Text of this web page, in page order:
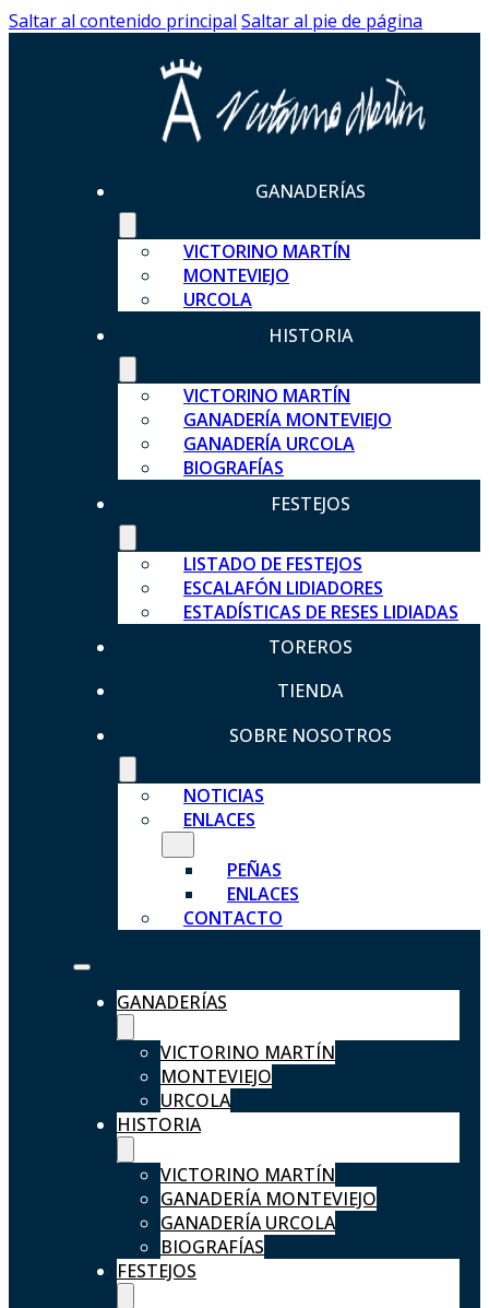
Saltar al contenido principal Saltar al pie de página
GANADERÍAS
VICTORINO MARTÍN
MONTEVIEJO
URCOLA
HISTORIA
VICTORINO MARTÍN
GANADERÍA MONTEVIEJO
GANADERÍA URCOLA
BIOGRAFÍAS
FESTEJOS
LISTADO DE FESTEJOS
ESCALAFÓN LIDIADORES
ESTADÍSTICAS DE RESES LIDIADAS
TOREROS
TIENDA
SOBRE NOSOTROS
NOTICIAS
ENLACES
PEÑAS
ENLACES
CONTACTO
GANADERÍAS
VICTORINO MARTÍN
MONTEVIEJO
URCOLA
HISTORIA
VICTORINO MARTÍN
GANADERÍA MONTEVIEJO
GANADERÍA URCOLA
BIOGRAFÍAS
FESTEJOS